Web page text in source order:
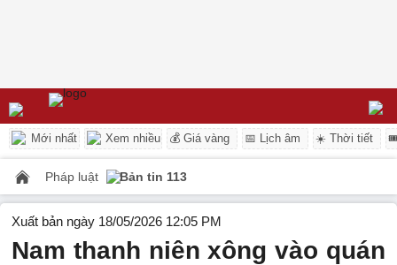
Mới nhất Xem nhiều 💰 Giá vàng 📅 Lịch âm ☀️ Thời tiết
Pháp luật Bản tin 113
Xuất bản ngày 18/05/2026 12:05 PM
Nam thanh niên xông vào quán